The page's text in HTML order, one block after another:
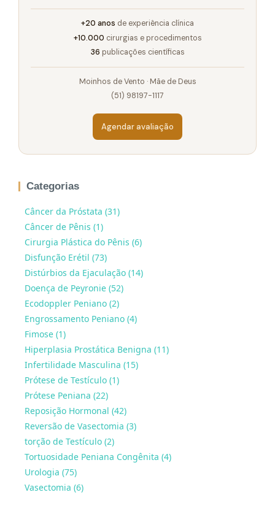
+20 anos de experiência clínica
+10.000 cirurgias e procedimentos
36 publicações científicas
Moinhos de Vento · Mãe de Deus
(51) 98197-1117
Agendar avaliação
Categorias
Câncer da Próstata (31)
Câncer de Pênis (1)
Cirurgia Plástica do Pênis (6)
Disfunção Erétil (73)
Distúrbios da Ejaculação (14)
Doença de Peyronie (52)
Ecodoppler Peniano (2)
Engrossamento Peniano (4)
Fimose (1)
Hiperplasia Prostática Benigna (11)
Infertilidade Masculina (15)
Prótese de Testículo (1)
Prótese Peniana (22)
Reposição Hormonal (42)
Reversão de Vasectomia (3)
torção de Testículo (2)
Tortuosidade Peniana Congênita (4)
Urologia (75)
Vasectomia (6)